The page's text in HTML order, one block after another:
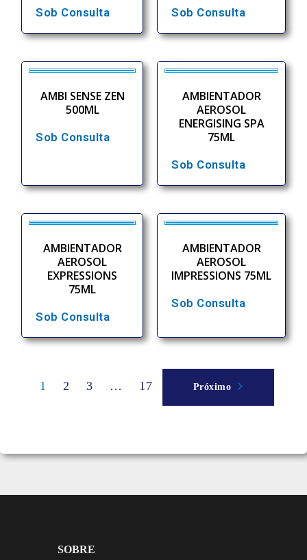
Sob Consulta Sob Consulta
AMBI SENSE ZEN
500ML
Sob Consulta
AMBIENTADOR
AEROSOL
ENERGISING SPA
75ML
Sob Consulta
AMBIENTADOR
AEROSOL
EXPRESSIONS
75ML
Sob Consulta
AMBIENTADOR
AEROSOL
IMPRESSIONS 75ML
Sob Consulta
1 2 3 … 17 Próximo
SOBRE